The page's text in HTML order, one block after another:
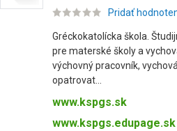
Pridať
Gréckokatolícka škola.
pre materské školy a
výchovný pracovník,
opatrovat...
www.kspgs.sk
www.kspgs.edupage.sk